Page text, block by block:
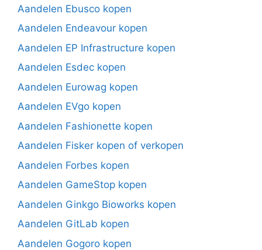
Aandelen Ebusco kopen
Aandelen Endeavour kopen
Aandelen EP Infrastructure kopen
Aandelen Esdec kopen
Aandelen Eurowag kopen
Aandelen EVgo kopen
Aandelen Fashionette kopen
Aandelen Fisker kopen of verkopen
Aandelen Forbes kopen
Aandelen GameStop kopen
Aandelen Ginkgo Bioworks kopen
Aandelen GitLab kopen
Aandelen Gogoro kopen